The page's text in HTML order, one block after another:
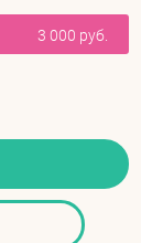
3 000 руб.